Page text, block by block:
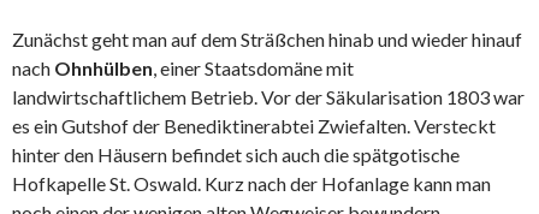
Zunächst geht man auf dem Sträßchen hinab und wieder hinauf
nach Ohnhülben, einer Staatsdomäne mit
landwirtschaftlichem Betrieb. Vor der Säkularisation 1803 war
es ein Gutshof der Benediktinerabtei Zwiefalten. Versteckt
hinter den Häusern befindet sich auch die spätgotische
Hofkapelle St. Oswald. Kurz nach der Hofanlage kann man